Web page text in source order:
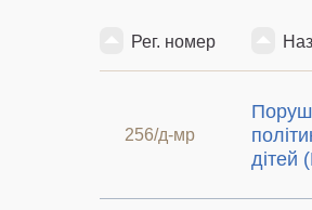
Рег. номер
256/д-мр
дітей